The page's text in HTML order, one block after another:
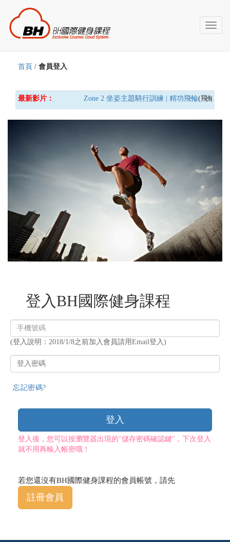
Toggle
首頁 / 會員登入
最新影片： Zone 2 坐姿主題騎行訓練 | 精功飛輪(飛輪車
登入BH國際健身課程
入
帳
號
(登入說明：2018/1/8之前加入會員請用Email登入)
入
碼
忘記密碼?
登入
登入後，您可以按瀏覽器出現的"儲存密碼確認鍵"，下次登入
就不用再輸入帳密哦！
若您還沒有BH國際健身課程的會員帳號，請先
註冊會員